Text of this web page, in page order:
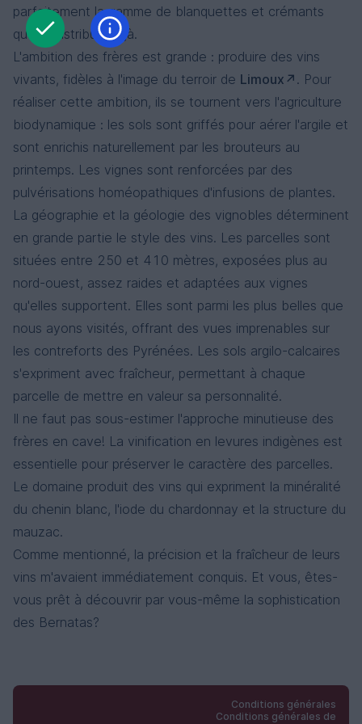
parfaitement la gamme de blanquettes et crémants
que je distribue déjà.
L'ambition des frères est grande : produire des vins
vivants, fidèles à l'image du terroir de Limoux
. Pour
réaliser cette ambition, ils se tournent vers l'agriculture
biodynamique : les sols sont griffés pour aérer l'argile et
sont enrichis naturellement par les brouteurs au
printemps. Les vignes sont renforcées par des
pulvérisations homéopathiques d'infusions de plantes.
La géographie et la géologie des vignobles déterminent
en grande partie le style des vins. Les parcelles sont
situées entre 250 et 410 mètres, exposées plus au
nord-ouest, assez raides et adaptées aux vignes
qu'elles supportent. Elles sont parmi les plus belles que
nous ayons visités, offrant des vues imprenables sur
les contreforts des Pyrénées. Les sols argilo-calcaires
s'expriment avec fraîcheur, permettant à chaque
parcelle de mettre en valeur sa personnalité.
Il ne faut pas sous-estimer l'approche minutieuse des
frères en cave! La vinification en levures indigènes est
essentielle pour préserver le caractère des parcelles.
Le domaine produit des vins qui expriment la minéralité
du chenin blanc, l'iode du chardonnay et la structure du
mauzac.
Comme mentionné, la précision et la fraîcheur de leurs
vins m'avaient immédiatement conquis. Et vous, êtes-
vous prêt à découvrir par vous-même la sophistication
des Bernatas?
Conditions générales
Conditions générales de